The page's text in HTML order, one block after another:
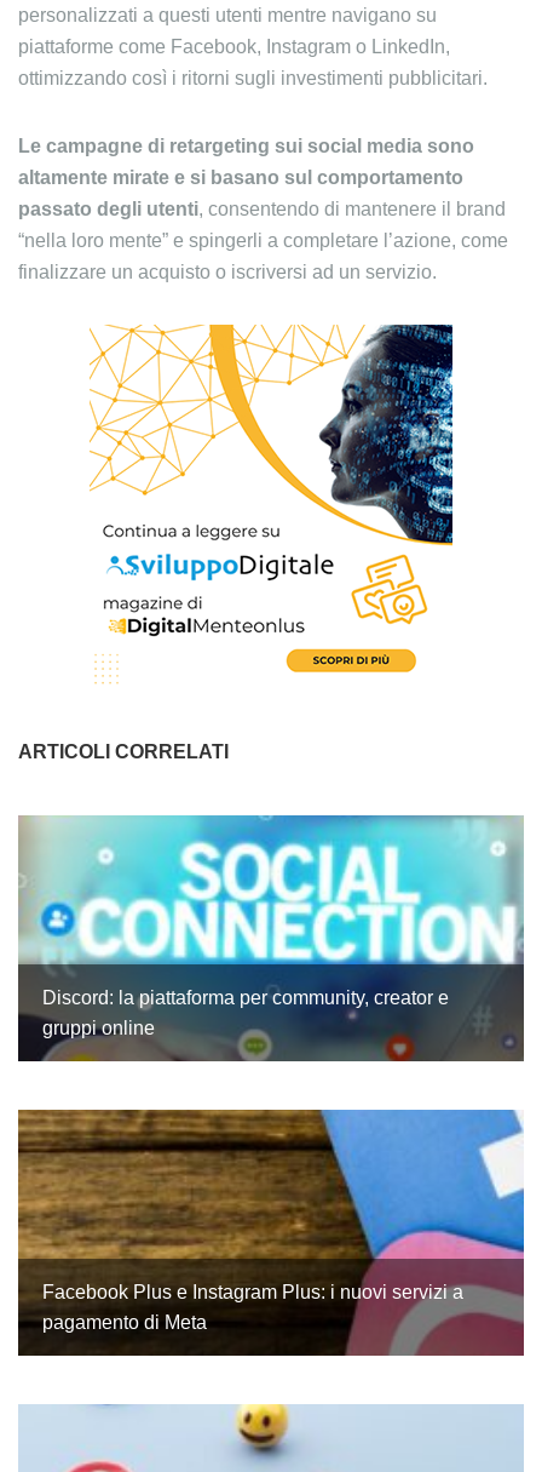
personalizzati a questi utenti mentre navigano su
piattaforme come Facebook, Instagram o LinkedIn,
ottimizzando così i ritorni sugli investimenti pubblicitari.
Le campagne di retargeting sui social media sono
altamente mirate e si basano sul comportamento
passato degli utenti, consentendo di mantenere il brand
“nella loro mente” e spingerli a completare l’azione, come
finalizzare un acquisto o iscriversi ad un servizio.
ARTICOLI CORRELATI
Discord: la piattaforma per community, creator e
gruppi online
Facebook Plus e Instagram Plus: i nuovi servizi a
pagamento di Meta